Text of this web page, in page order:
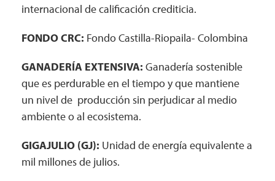
internacional de calificación crediticia.
FONDO CRC: Fondo Castilla-Riopaila- Colombina
GANADERÍA EXTENSIVA: Ganadería sostenible
que es perdurable en el tiempo y que mantiene
un nivel de producción sin perjudicar al medio
ambiente o al ecosistema.
GIGAJULIO (GJ): Unidad de energía equivalente a
mil millones de julios.